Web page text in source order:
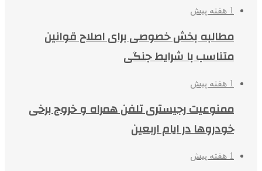
1 هفته پیش
مطالبه بخش خصوصی برای اصلاح قوانین
متناسب با شرایط جنگی
1 هفته پیش
ممنوعیت رجیستری تلفن همراه و خروج برخی
خودروها در ایام اربعین
1 هفته پیش